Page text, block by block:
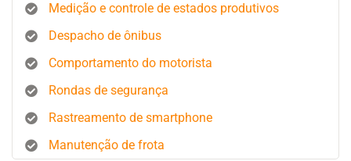
Medição e controle de estados produtivos
Despacho de ônibus
Comportamento do motorista
Rondas de segurança
Rastreamento de smartphone
Manutenção de frota